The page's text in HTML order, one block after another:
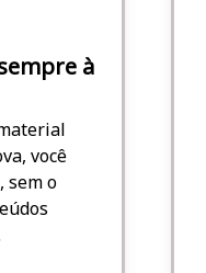
à
você
sem o